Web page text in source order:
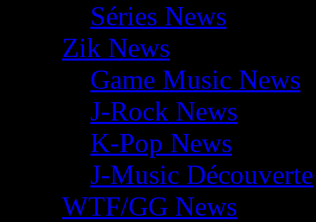
Séries News
Zik News
Game Music News
J-Rock News
K-Pop News
J-Music Découverte
WTF/GG News